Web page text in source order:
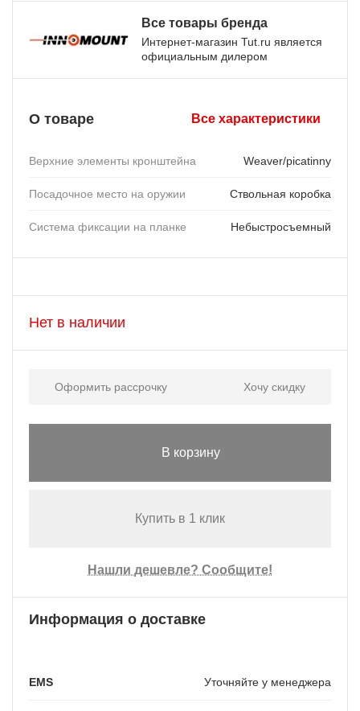
Все товары бренда
Интернет-магазин Tut.ru является
официальным дилером
О товаре Все характеристики
Верхние элементы кронштейна Weaver/picatinny
Посадочное место на оружии Ствольная коробка
Система фиксации на планке Небыстросъемный
Нет в наличии
Оформить рассрочку Хочу скидку
В корзину
Купить в 1 клик
Нашли дешевле? Сообщите!
Информация о доставке
EMS Уточняйте у менеджера